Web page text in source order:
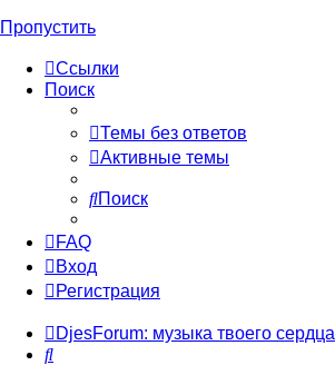
Пропустить
Ссылки
Поиск
Темы без ответов
Активные темы
Поиск
FAQ
Вход
Регистрация
DjesForum: музыка твоего сердца
Поиск